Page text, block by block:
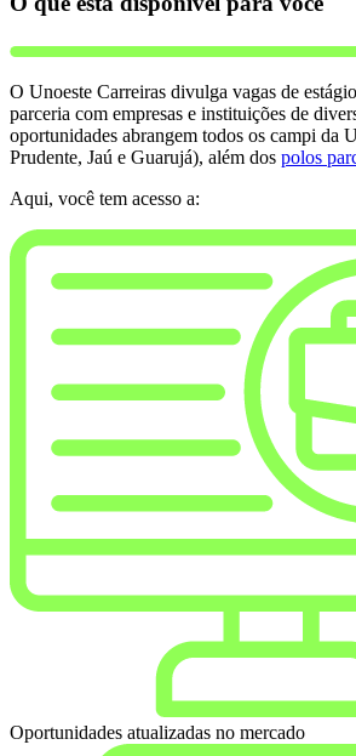
O Unoeste Carreiras divulga vagas de
parceria com empresas e instituições de
oportunidades abrangem todos os campi da
Prudente, Jaú e Guarujá), além dos polos
Aqui, você tem acesso a:
Oportunidades atualizadas no mercado